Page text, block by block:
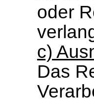
oder
c)
Das